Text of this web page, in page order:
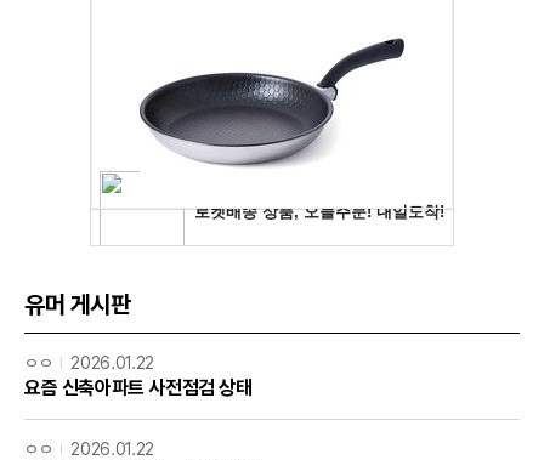
유머 게시판
ㅇㅇ 2026.01.22
요즘 신축아파트 사전점검 상태
ㅇㅇ 2026.01.22